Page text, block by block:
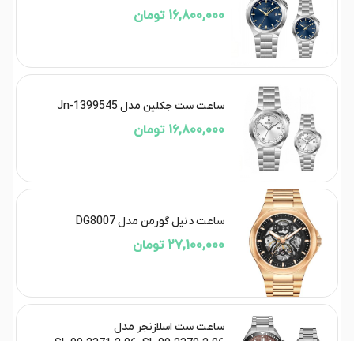
16,800,000 تومان
ساعت ست جکلین مدل Jn-1399545
16,800,000 تومان
ساعت دنیل گورمن مدل DG8007
27,100,000 تومان
ساعت ست اسلازنجر مدل